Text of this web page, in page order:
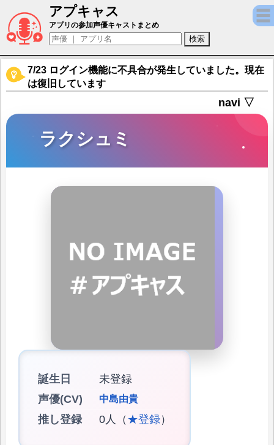
アプキャス
ラクシュミ（声優：中島由貴)【【新作RPG
アプリの参加声優キャストまとめ
7/23 ログイン機能に不具合が発生していました。現在
は復旧しています
navi ▽
ラクシュミ
誕生日
未登録
声優(CV)
中島由貴
推し登録 0人（ ★登録）